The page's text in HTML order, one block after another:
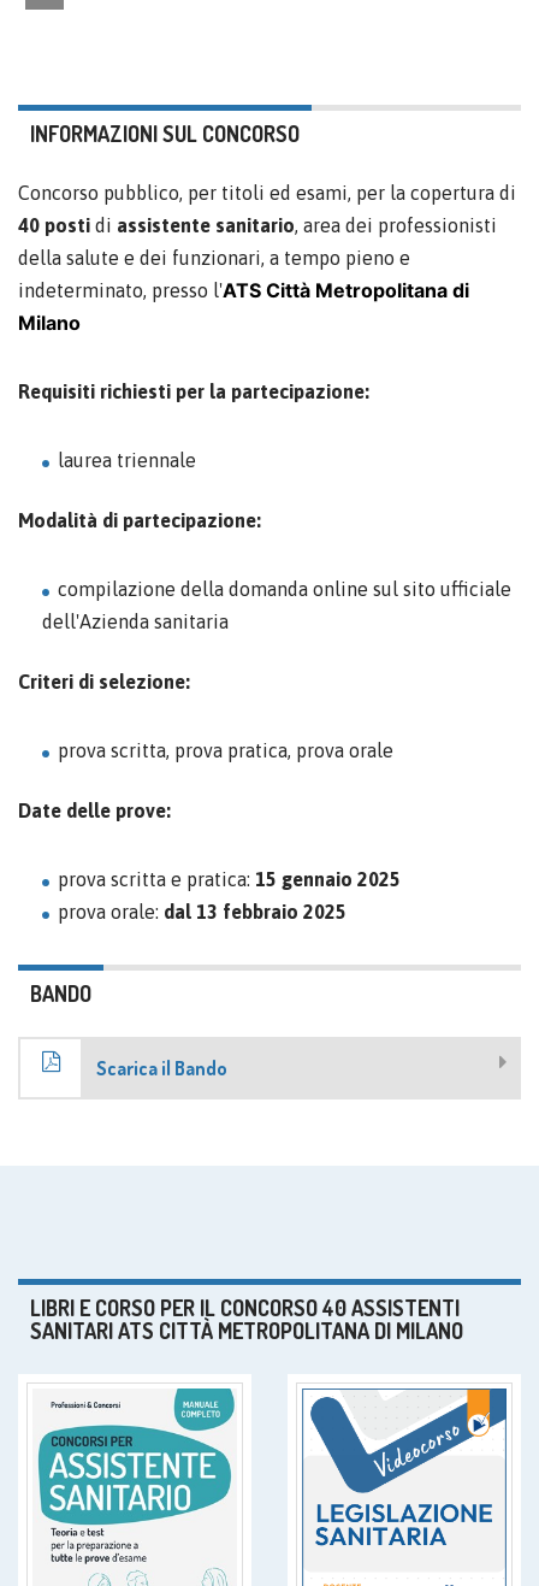
INFORMAZIONI SUL CONCORSO
Concorso pubblico, per titoli ed esami, per la copertura di
40 posti di assistente sanitario, area dei professionisti
della salute e dei funzionari, a tempo pieno e
indeterminato, presso l'ATS Città Metropolitana di
Milano
Requisiti richiesti per la partecipazione:
laurea triennale
Modalità di partecipazione:
compilazione della domanda online sul sito ufficiale
dell'Azienda sanitaria
Criteri di selezione:
prova scritta, prova pratica, prova orale
Date delle prove:
prova scritta e pratica: 15 gennaio 2025
prova orale: dal 13 febbraio 2025
BANDO
Scarica il Bando
LIBRI E CORSO PER IL CONCORSO 40 ASSISTENTI
SANITARI ATS CITTÀ METROPOLITANA DI MILANO